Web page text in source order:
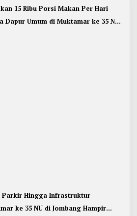
15 Ribu Porsi Makan Per Hari
Dapur Umum di Muktamar ke 35 NU
Parkir Hingga Infrastruktur
ke 35 NU di Jombang Hampir